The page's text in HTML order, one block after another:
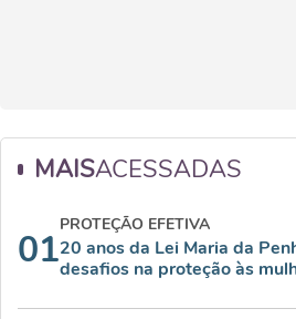
MAISACESSADAS
01
PROTEÇÃO EFETIVA
20 anos da Lei Maria da
desafios na proteção às